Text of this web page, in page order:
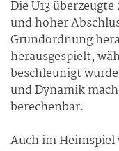
Die U13
und hoher
Grundordnung
herausgespielt,
beschleunigt
und Dynamik
berechenbar.
Auch im